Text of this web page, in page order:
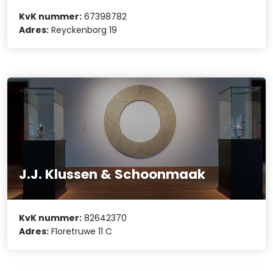
KvK nummer: 67398782
Adres: Reyckenborg 19
J.J. Klussen & Schoonmaak
KvK nummer: 82642370
Adres: Floretruwe 11 C